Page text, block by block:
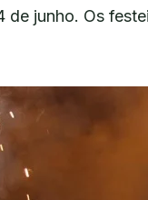
de junho. Os